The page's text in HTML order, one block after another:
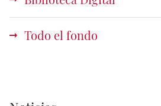
Todo el fondo